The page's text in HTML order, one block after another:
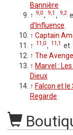
Bannière
↑ 9,0, 9,1 , 9,2
d'Influence
↑ Captain
↑
11,0, 11,1 et
↑ The
↑ Marvel :
Dieux
↑ Falcon et le
Regarde